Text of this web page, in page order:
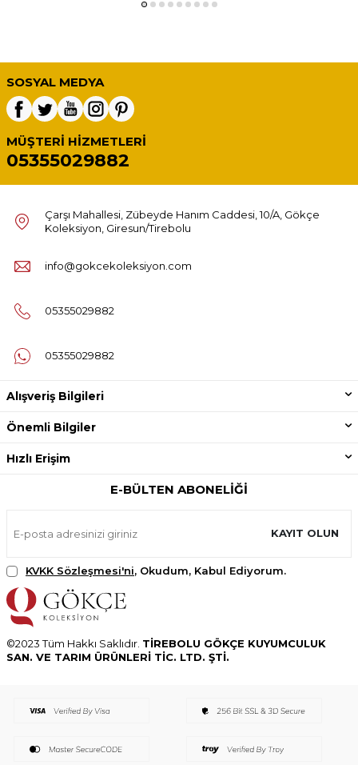
SOSYAL MEDYA
MÜŞTERI HIZMETLERI
05355029882
Çarşı Mahallesi, Zübeyde Hanım Caddesi, 10/A, Gökçe
Koleksiyon, Giresun/Tirebolu
info@gokcekoleksiyon.com
05355029882
05355029882
Alışveriş Bilgileri
Önemli Bilgiler
Hızlı Erişim
E-BÜLTEN ABONELIĞI
KAYIT OLUN
KVKK Sözleşmesi'ni, Okudum, Kabul Ediyorum.
©2023 Tüm Hakkı Saklıdır. TİREBOLU GÖKÇE KUYUMCULUK
SAN. VE TARIM ÜRÜNLERİ TİC. LTD. ŞTİ.